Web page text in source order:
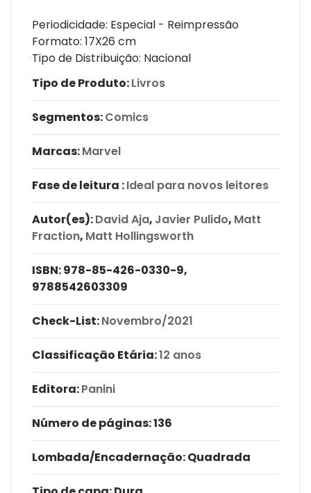
Periodicidade: Especial - Reimpressão
Formato: 17X26 cm
Tipo de Distribuição: Nacional
Tipo de Produto:Livros
Segmentos:Comics
Marcas:Marvel
Fase de leitura :Ideal para novos leitores
Autor(es):David Aja, Javier Pulido, Matt
Fraction, Matt Hollingsworth
ISBN:978-85-426-0330-9,
9788542603309
Check-List:Novembro/2021
Classificação Etária:12 anos
Editora:Panini
Número de páginas: 136
Lombada/Encadernação: Quadrada